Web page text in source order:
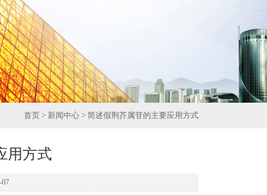
首页 > 新闻中心 > 简述假荆芥属苷的主要应用方式
用方式
07